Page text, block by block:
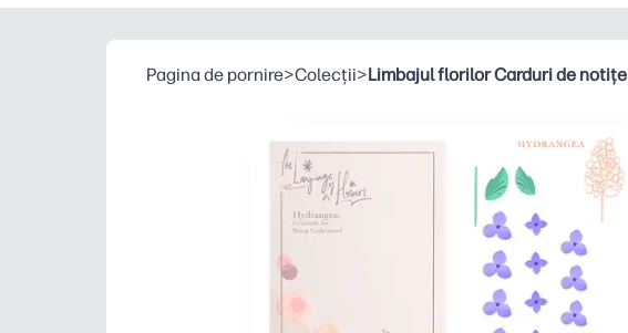
Pagina de pornire>Colecții>Limbajul florilor Carduri de notițe